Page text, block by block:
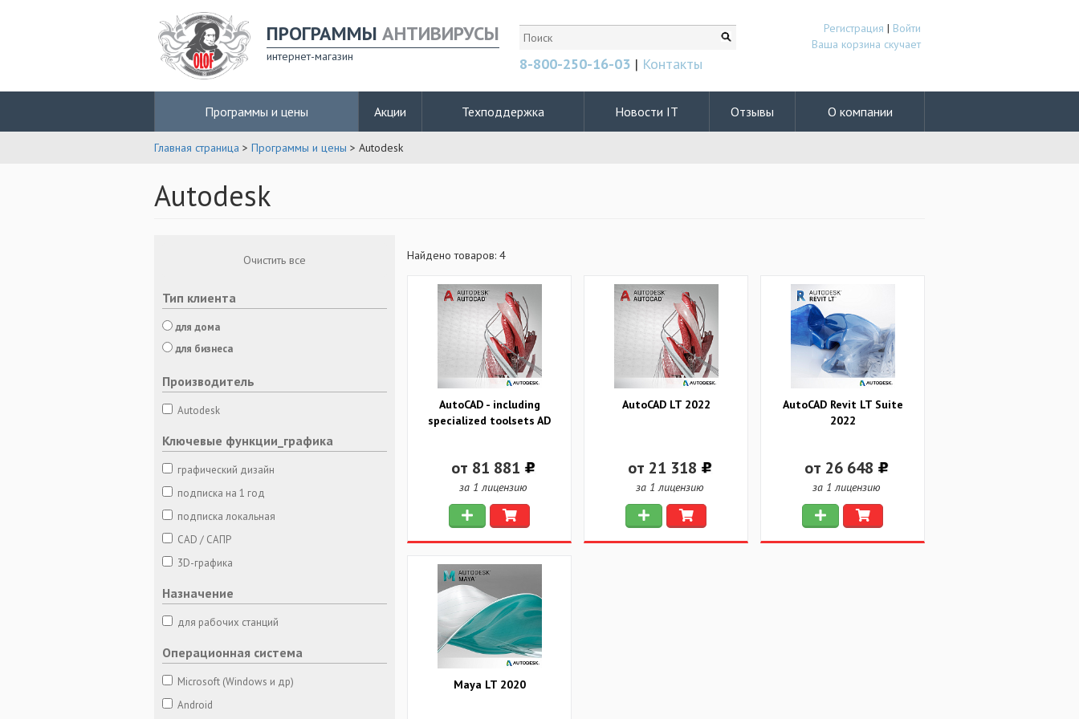
ПРОГРАММЫ АНТИВИРУСЫ
интернет-магазин 8-800-250-16-03 | Контакты
Регистрация | Войти
Ваша корзина скучает
Программы и цены Акции Техподдержка Новости IT Отзывы О компании
Главная страница > Программы и цены > Autodesk
Autodesk
Очистить все
Тип клиента
для дома
для бизнеса
Производитель
Autodesk
Ключевые функции_графика
графический дизайн
подписка на 1 год
подписка локальная
CAD / САПР
3D-графика
Назначение
для рабочих станций
Операционная система
Microsoft (Windows и др)
Android
Найдено товаров: 4
AutoCAD - including
specialized toolsets AD
от 81 881
за 1 лицензию
AutoCAD LT 2022
от 21 318
за 1 лицензию
AutoCAD Revit LT Suite
2022
от 26 648
за 1 лицензию
Maya LT 2020